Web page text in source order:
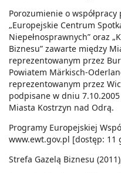
Porozumienie o
„Europejskie Centrum
Niepełnosprawnych” oraz
Biznesu” zawarte między
reprezentowanym przez
Powiatem Märkisch-
reprezentowanym przez
podpisane w dniu
Miasta Kostrzyn nad Odrą.
Programy Europejskiej
www.ewt.gov.pl [dostęp: 11
Strefa Gazelą Biznesu